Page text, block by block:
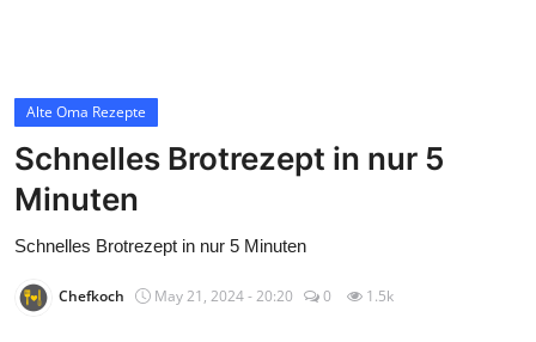
Alte Oma Rezepte
Schnelles Brotrezept in nur 5
Minuten
Schnelles Brotrezept in nur 5 Minuten
Chefkoch May 21, 2024 - 20:20 0 1.5k